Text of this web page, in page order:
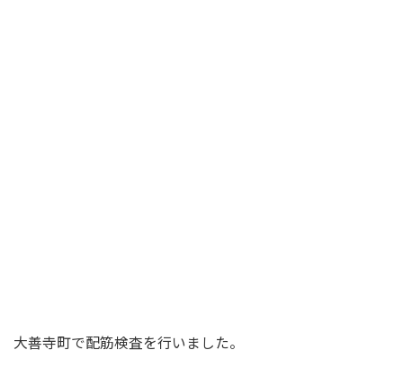
大善寺町で配筋検査を行いました。